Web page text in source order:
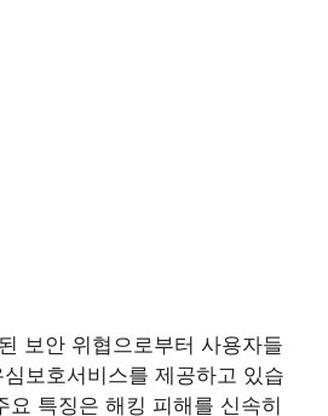
보안 위협으로부터 사용자들
보호서비스를 제공하고 있습
요 특징은 해킹 피해를 신속히